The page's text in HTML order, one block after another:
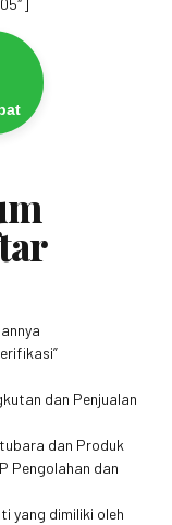
dan Penjualan
dan Produk
Pengolahan dan
yang dimiliki oleh